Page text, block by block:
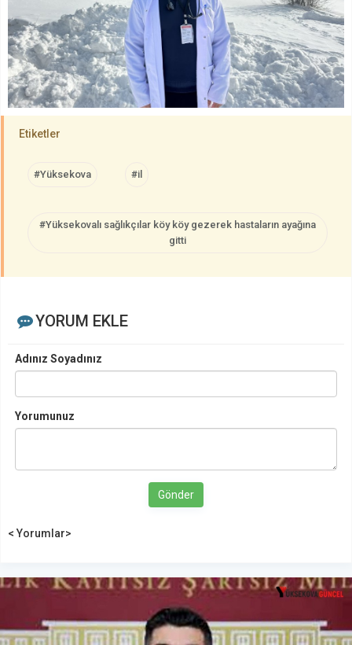
Etiketler
#Yüksekova #il
#Yüksekovalı sağlıkçılar köy köy gezerek hastaların ayağına
gitti
YORUM EKLE
Adınız Soyadınız
Yorumunuz
Gönder
< Yorumlar>